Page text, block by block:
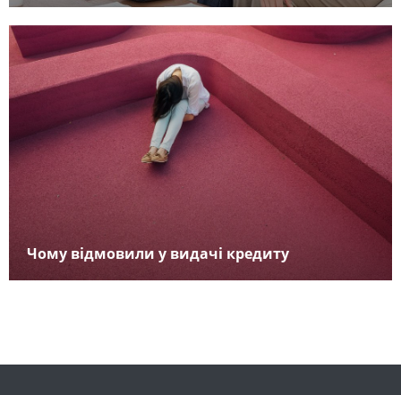
Чому відмовили у видачі кредиту